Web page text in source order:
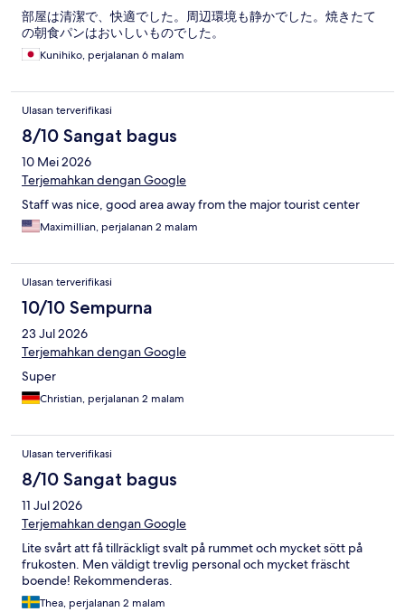
部屋は清潔で、快適でした。周辺環境も静かでした。焼きたて
の朝食パンはおいしいものでした。
Kunihiko, perjalanan 6 malam
Ulasan terverifikasi
8/10 Sangat bagus
10 Mei 2026
Terjemahkan dengan Google
Staff was nice, good area away from the major tourist center
Maximillian, perjalanan 2 malam
Ulasan terverifikasi
10/10 Sempurna
23 Jul 2026
Terjemahkan dengan Google
Super
Christian, perjalanan 2 malam
Ulasan terverifikasi
8/10 Sangat bagus
11 Jul 2026
Terjemahkan dengan Google
Lite svårt att få tillräckligt svalt på rummet och mycket sött på
frukosten. Men väldigt trevlig personal och mycket fräscht
boende! Rekommenderas.
Thea, perjalanan 2 malam